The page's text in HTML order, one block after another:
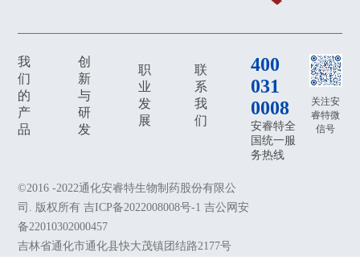
我
们
的
产
品
创
新
与
研
发
职
业
发
展
联
系
我
们
©2016 -2022通化安睿特生物制药股份有限公
司. 版权所有 吉ICP备2022008008号-1 吉公网安
备22010302000457
吉林省通化市通化县快大茂镇团结路2177号
400
031
0008
安睿特全
国统一服
务热线
关注安
睿特微
信号